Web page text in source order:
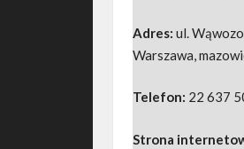
Adres: ul.
Warszawa,
Telefon: 22 637
Strona